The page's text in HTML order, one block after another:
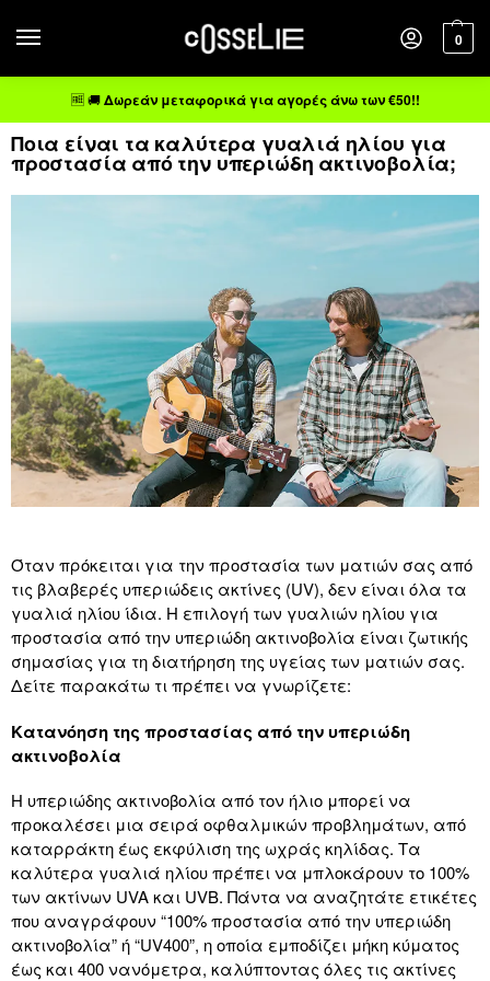
0
🆓 🚚Δωρεάν μεταφορικά για αγορές άνω των €50!!
Ποια είναι τα καλύτερα γυαλιά ηλίου για
προστασία από την υπεριώδη ακτινοβολία;
Όταν πρόκειται για την προστασία των ματιών σας από
τις βλαβερές υπεριώδεις ακτίνες (UV), δεν είναι όλα τα
γυαλιά ηλίου ίδια. Η επιλογή των γυαλιών ηλίου για
προστασία από την υπεριώδη ακτινοβολία είναι ζωτικής
σημασίας για τη διατήρηση της υγείας των ματιών σας.
Δείτε παρακάτω τι πρέπει να γνωρίζετε:
Κατανόηση της προστασίας από την υπεριώδη
ακτινοβολία
Η υπεριώδης ακτινοβολία από τον ήλιο μπορεί να
προκαλέσει μια σειρά οφθαλμικών προβλημάτων, από
καταρράκτη έως εκφύλιση της ωχράς κηλίδας. Τα
καλύτερα γυαλιά ηλίου πρέπει να μπλοκάρουν το 100%
των ακτίνων UVA και UVB. Πάντα να αναζητάτε ετικέτες
που αναγράφουν “100% προστασία από την υπεριώδη
ακτινοβολία” ή “UV400”, η οποία εμποδίζει μήκη κύματος
έως και 400 νανόμετρα, καλύπτοντας όλες τις ακτίνες